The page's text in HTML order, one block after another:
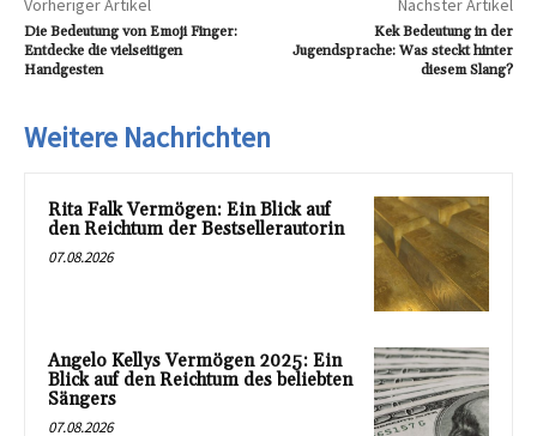
Vorheriger Artikel
Die Bedeutung von Emoji Finger:
Entdecke die vielseitigen
Handgesten
Nächster Artikel
Kek Bedeutung in der
Jugendsprache: Was steckt hinter
diesem Slang?
Weitere Nachrichten
Rita Falk Vermögen: Ein Blick auf
den Reichtum der Bestsellerautorin
07.08.2026
Angelo Kellys Vermögen 2025: Ein
Blick auf den Reichtum des beliebten
Sängers
07.08.2026